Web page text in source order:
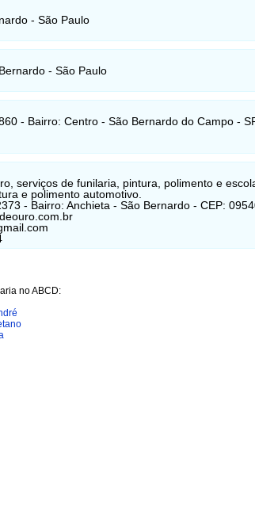
- São Paulo
- São Paulo
- Bairro: Centro - São Bernardo do Campo -
serviços de funilaria, pintura, polimento e
e polimento automotivo.
- Bairro: Anchieta - São Bernardo - CEP:
no ABCD: